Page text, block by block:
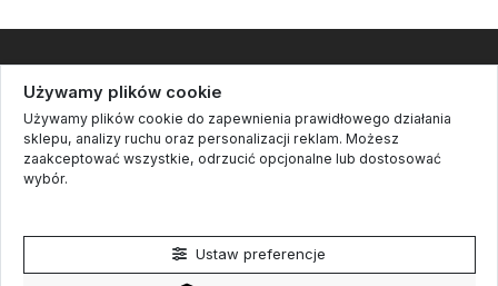
Kontakt
Cookie settings
Używamy plików cookie
Używamy plików cookie do zapewnienia prawidłowego działania
sklepu, analizy ruchu oraz personalizacji reklam. Możesz
zaakceptować wszystkie, odrzucić opcjonalne lub dostosować
wybór.
Ustaw preferencje